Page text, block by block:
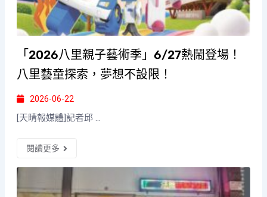
「2026八里親子藝術季」6/27熱鬧登場！
八里藝童探索，夢想不設限！
2026-06-22
[天晴報媒體]記者邱 ...
閱讀更多